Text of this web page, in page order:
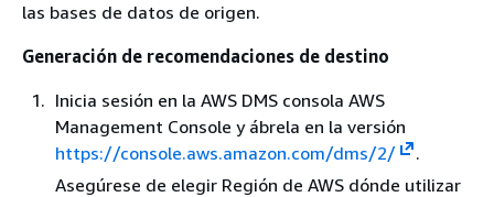
las bases de datos de origen.
Generación de recomendaciones de destino
Inicia sesión en la AWS DMS consola AWS
Management Console y ábrela en la versión
https://console.aws.amazon.com/dms/2/
.
Asegúrese de elegir Región de AWS dónde utilizar